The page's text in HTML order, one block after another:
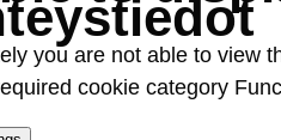
you are not ab­le to view
coo­kie ca­te­go­ry